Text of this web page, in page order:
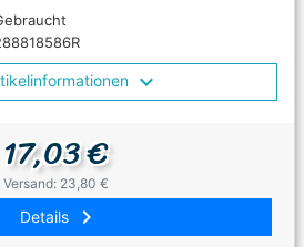
17,03 €
Versand: 23,80 €
Details keyboard_arrow_right